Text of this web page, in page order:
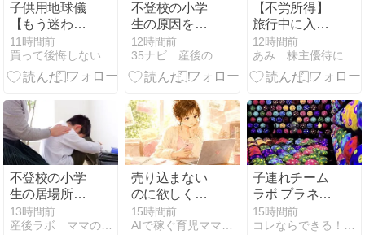
子供用地球儀
【もう迷わな
い！悩まな
い！失敗しな
い！】おすす
厳選紹介
11時間前
不登校の小学
生の原因を徹
底検証！親が
できる具体的
な対応策
12時間前
35ナビ 産後のママ応援団 - 産後ナビ│頑張れママさん
【不労所得】
旅行中に入っ
ていた452A分
配金
12時間前
不登校の小学
生の居場所を
見つける！今
すぐできる安
13時間前
産後ラボ ママのための応援団
売り込まない
のに欲しくな
る、魅惑の文
章術
15時間前
子連れチーム
ラボ プラネッ
ツ@豊洲！水
着は必要か？
15時間前